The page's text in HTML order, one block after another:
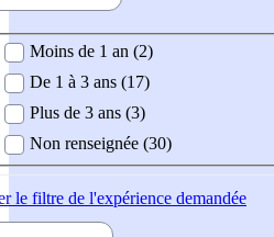
demandée
Moins de 1 an (2)
De 1 à 3 ans (17)
Plus de 3 ans (3)
Non renseignée (30)
le filtre de l'expérience demandée